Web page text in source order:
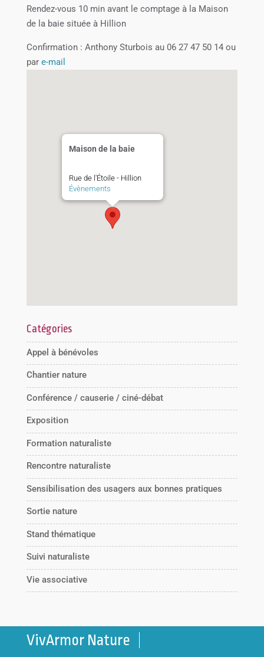
Rendez-vous 10 min avant le comptage à la Maison
de la baie située à Hillion
Confirmation : Anthony Sturbois au 06 27 47 50 14 ou
par e-mail
Maison de la baie
Rue de l'Étoile - Hillion
Évènements
Catégories
Appel à bénévoles
Chantier nature
Conférence / causerie / ciné-débat
Exposition
Formation naturaliste
Rencontre naturaliste
Sensibilisation des usagers aux bonnes pratiques
Sortie nature
Stand thématique
Suivi naturaliste
Vie associative
VivArmor Nature